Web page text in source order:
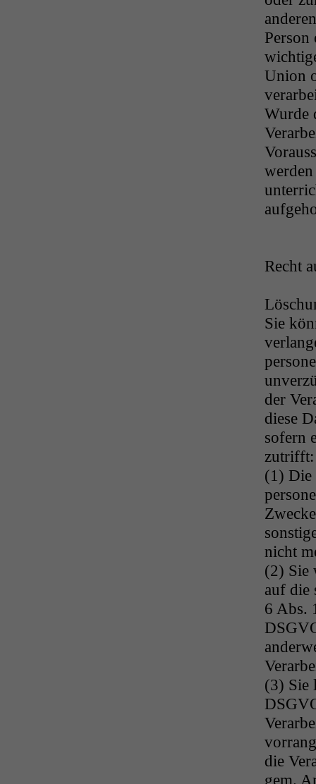
Person
Union
Wurde
Recht
Sie
der
diese
sofern
zutrifft:
(1) Die
nicht
(2) Sie
auf die
6 Abs.
(3) Sie
die
gem.